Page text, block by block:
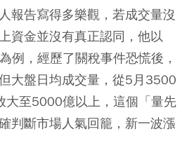
報告寫得多樂觀，若成交量沒
資金並沒有真正認同，他以
例，經歷了關稅事件恐慌後，
大盤日均成交量，從5月3500
大至5000億以上，這個「量先
判斷市場人氣回籠，新一波漲